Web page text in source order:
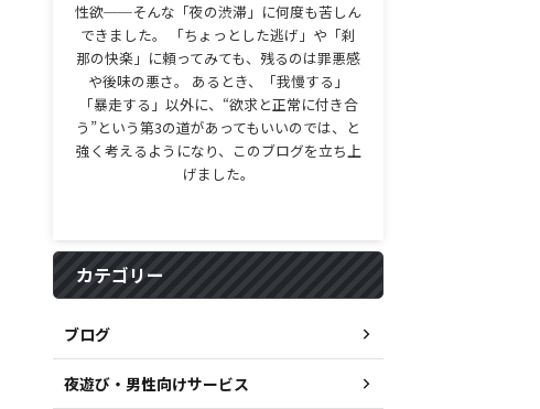
性欲──そんな「夜の渋滞」に何度も苦しん
できました。 「ちょっとした逃げ」や「刹
那の快楽」に頼ってみても、残るのは罪悪感
や後味の悪さ。 あるとき、「我慢する」
「暴走する」以外に、“欲求と正常に付き合
う”という第3の道があってもいいのでは、と
強く考えるようになり、このブログを立ち上
げました。
カテゴリー
ブログ
夜遊び・男性向けサービス